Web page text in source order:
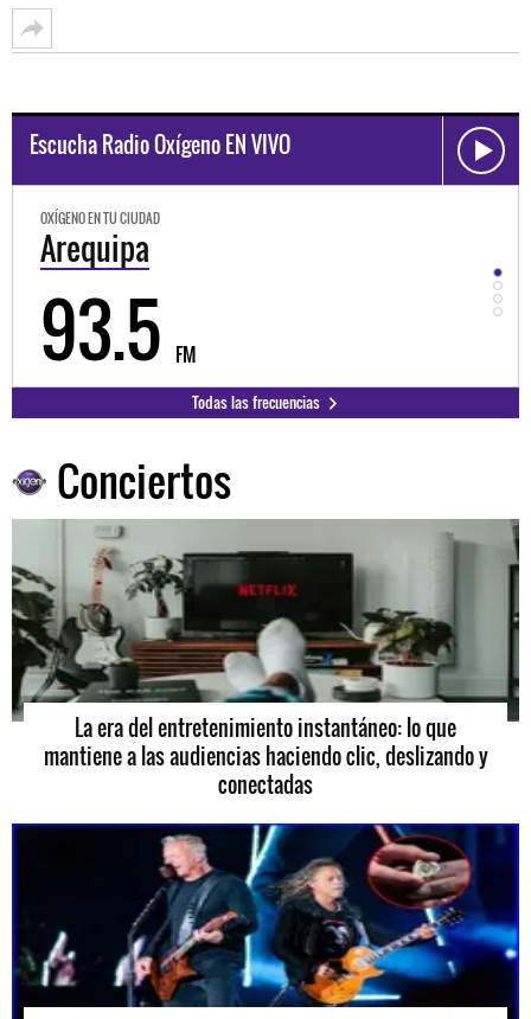
Escucha Radio Oxígeno EN VIVO
OXÍGENO EN TU CIUDAD
Trujillo
98.3 FM
Todas las frecuencias
Conciertos
La era del entretenimiento instantáneo: lo que
mantiene a las audiencias haciendo clic, deslizando y
conectadas